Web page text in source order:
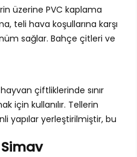
üzerine PVC kaplama
teli hava koşullarına karşı
sağlar. Bahçe çitleri ve
çiftliklerinde sınır
için kullanılır. Tellerin
yapılar yerleştirilmiştir, bu